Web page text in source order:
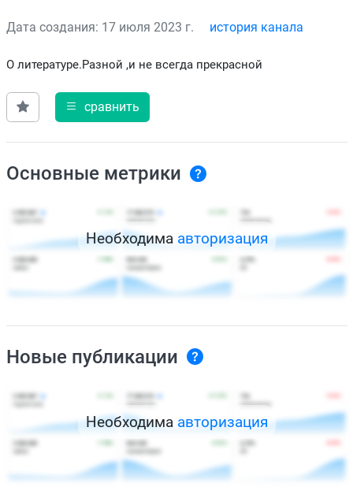
Дата создания: 17 июля 2023 г. история канала
О литературе.Разной ,и не всегда прекрасной
сравнить
Основные метрики
Необходима авторизация
Новые публикации
Необходима авторизация